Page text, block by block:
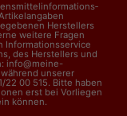
Herstellers
weitere Fragen
Informationsservice
des Herstellers und
info@meine-
unserer
00 515. Bitte haben
erst bei Vorliegen
können.